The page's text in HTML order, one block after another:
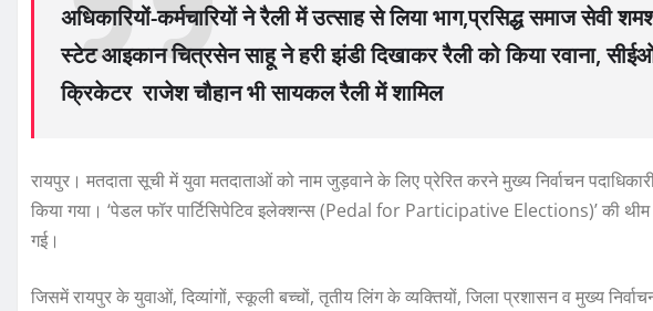
अधिकारियों-कर्मचारियों ने रैली में उत्साह से लिया भाग,प्रसिद्ध समाज सेवी
स्टेट आइकान चित्रसेन साहू ने हरी झंडी दिखाकर रैली को किया रवाना,
क्रिकेटर राजेश चौहान भी सायकल रैली में शामिल
रायपुर। मतदाता सूची में युवा मतदाताओं को नाम जुड़वाने के लिए प्रेरित करने मुख्य निर्वाचन
किया गया। ‘पेडल फॉर पार्टिसिपेटिव इलेक्शन्स (Pedal for Participative Elections)’ की
गई।
जिसमें रायपुर के युवाओं, दिव्यांगों, स्कूली बच्चों, तृतीय लिंग के व्यक्तियों, जिला प्रशासन व मुख्य निर्वाचन